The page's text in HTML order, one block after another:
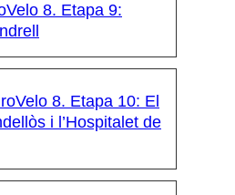
8. Etapa 9:
8. Etapa 10: El
i l’Hospitalet de